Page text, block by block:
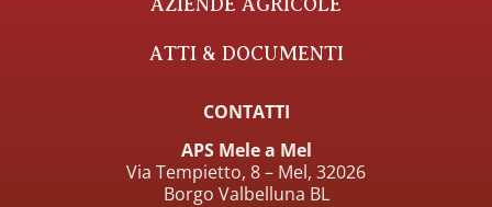
AZIENDE AGRICOLE
ATTI & DOCUMENTI
CONTATTI
APS Mele a Mel
Via Tempietto, 8 – Mel, 32026
Borgo Valbelluna BL